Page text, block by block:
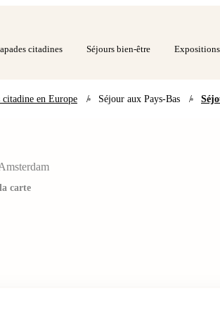
citadines Séjours bien-être
citadine en Europe / Séjour aux Pays-Bas /
carte